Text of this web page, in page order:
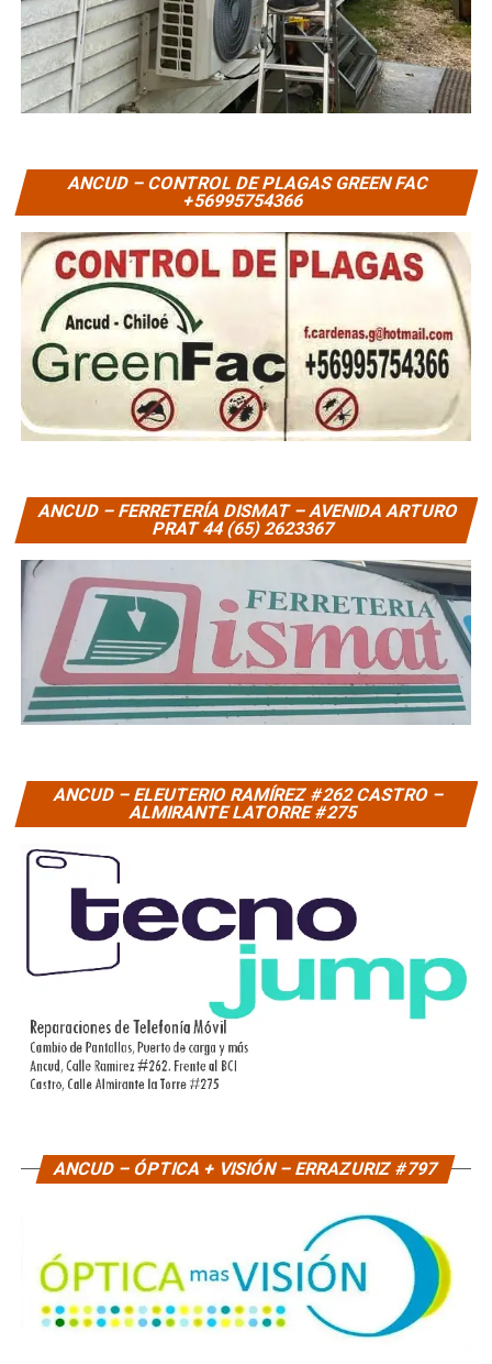
ANCUD – CONTROL DE PLAGAS GREEN FAC
+56995754366
ANCUD – FERRETERÍA DISMAT – AVENIDA ARTURO
PRAT 44 (65) 2623367
ANCUD – ELEUTERIO RAMÍREZ #262 CASTRO –
ALMIRANTE LATORRE #275
ANCUD – ÓPTICA + VISIÓN – ERRAZURIZ #797